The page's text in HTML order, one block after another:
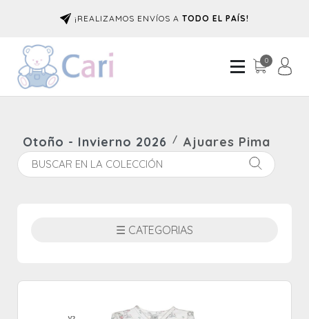
¡REALIZAMOS ENVÍOS A TODO EL PAÍS!
0
Otoño - Invierno 2026 Ajuares Pima
☰ CATEGORIAS